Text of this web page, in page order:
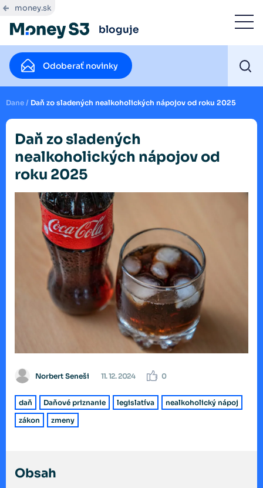
money.sk
bloguje
Odoberať novinky
Dane / Daň zo sladených nealkoholických nápojov od roku 2025
Daň zo sladených
nealkoholických nápojov od
roku 2025
Norbert Seneši 11. 12. 2024 0
daň Daňové priznanie legislatíva
nealkoholický nápoj
zákon
zmeny
Obsah